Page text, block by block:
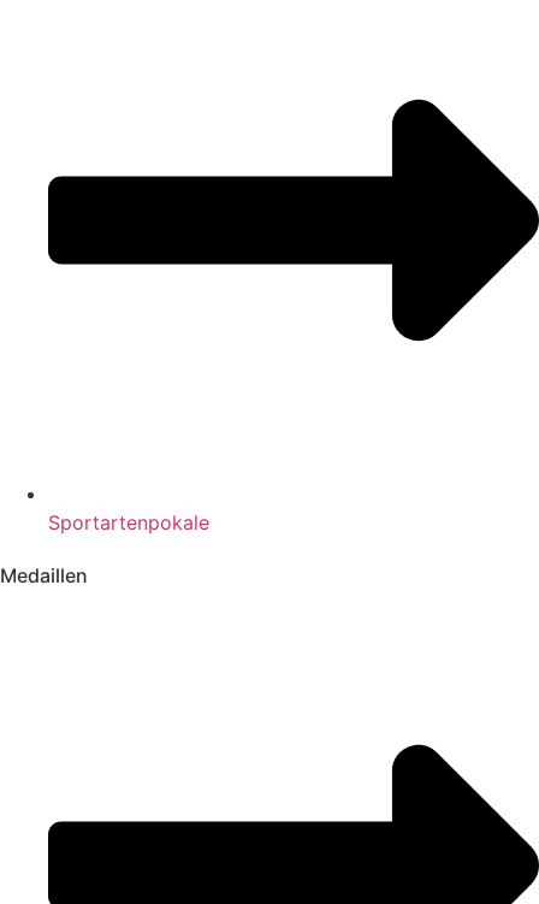
Sportartenpokale
Medaillen